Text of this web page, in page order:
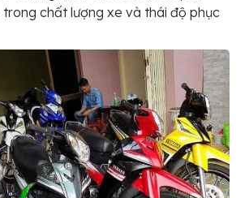
trong chất lượng xe và thái độ phục